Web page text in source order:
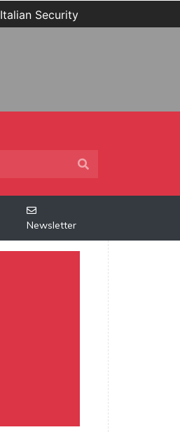
Italian Security
Newsletter